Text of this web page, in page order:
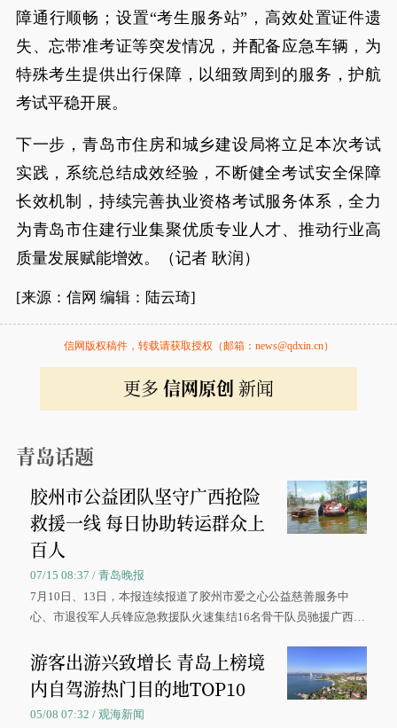
障通行顺畅；设置“考生服务站”，高效处置证件遗
失、忘带准考证等突发情况，并配备应急车辆，为
特殊考生提供出行保障，以细致周到的服务，护航
考试平稳开展。
下一步，青岛市住房和城乡建设局将立足本次考试
实践，系统总结成效经验，不断健全考试安全保障
长效机制，持续完善执业资格考试服务体系，全力
为青岛市住建行业集聚优质专业人才、推动行业高
质量发展赋能增效。（记者 耿润）
[来源：信网 编辑：陆云琦]
信网版权稿件，转载请获取授权（邮箱：news@qdxin.cn）
更多 信网原创 新闻
青岛话题
胶州市公益团队坚守广西抢险
救援一线 每日协助转运群众上
百人
07/15 08:37 / 青岛晚报
7月10日、13日，本报连续报道了胶州市爱之心公益慈善服务中
心、市退役军人兵锋应急救援队火速集结16名骨干队员驰援广西灾
游客出游兴致增长 青岛上榜境
内自驾游热门目的地TOP10
05/08 07:32 / 观海新闻